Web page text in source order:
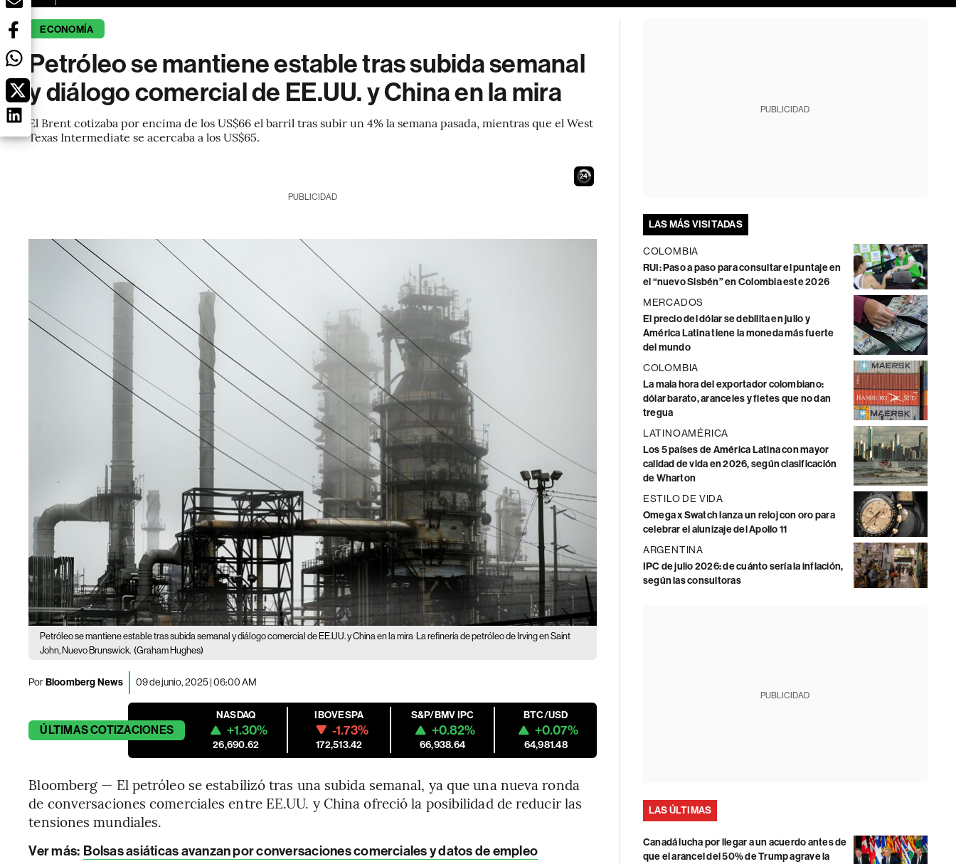
ECONOMÍA
Petróleo se mantiene estable tras subida semanal
y diálogo comercial de EE.UU. y China en la mira
El Brent cotizaba por encima de los US$66 el barril tras subir un 4% la semana pasada, mientras que el West
Texas Intermediate se acercaba a los US$65.
23
PUBLICIDAD
Petróleo se mantiene estable tras subida semanal y diálogo comercial de EE.UU. y China en la mira
La refinería de petróleo de Irving en Saint
John, Nuevo Brunswick. (Graham Hughes)
PorBloomberg News 09 de junio, 2025 | 06:00 AM
ÚLTIMASCOTIZACIONES
NASDAQ
+1.30%
26,690.62
IBOVESPA
-1.73%
172,513.42
S&P/BMV IPC
+0.82%
66,938.64
BTC/USD
+0.07%
64,981.48
Bloomberg — El petróleo se estabilizó tras una subida semanal, ya que una nueva ronda
de conversaciones comerciales entre EE.UU. y China ofreció la posibilidad de reducir las
tensiones mundiales.
Ver más: Bolsas asiáticas avanzan por conversaciones comerciales y datos de empleo
PUBLICIDAD
LAS MÁS VISITADAS
COLOMBIA
RUI: Paso a paso para consultar el puntaje en
el “nuevo Sisbén” en Colombia este 2026
MERCADOS
El precio del dólar se debilita en julio y
América Latina tiene la moneda más fuerte
del mundo
COLOMBIA
La mala hora del exportador colombiano:
dólar barato, aranceles y fletes que no dan
tregua
LATINOAMÉRICA
Los 5 países de América Latina con mayor
calidad de vida en 2026, según clasificación
de Wharton
ESTILO DE VIDA
Omega x Swatch lanza un reloj con oro para
celebrar el alunizaje del Apollo 11
ARGENTINA
IPC de julio 2026: de cuánto sería la inflación,
según las consultoras
PUBLICIDAD
LAS ÚLTIMAS
Canadá lucha por llegar a un acuerdo antes de
que el arancel del 50% de Trump agrave la